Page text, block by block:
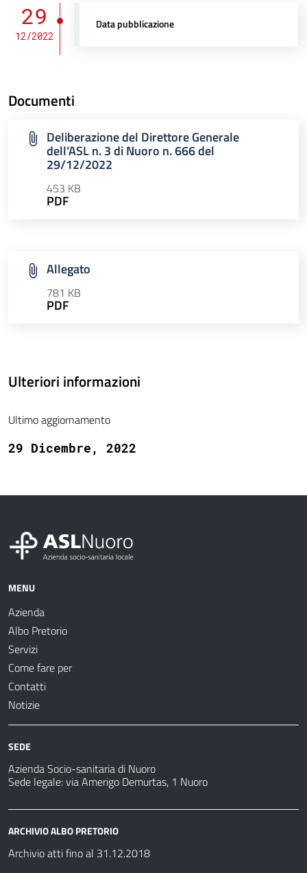
29
12/2022
Data pubblicazione
Documenti
Deliberazione del Direttore Generale
dell’ASL n. 3 di Nuoro n. 666 del
29/12/2022
453 KB
PDF
Allegato
781 KB
PDF
Ulteriori informazioni
Ultimo aggiornamento
29 Dicembre, 2022
MENU
Azienda
Albo Pretorio
Servizi
Come fare per
Contatti
Notizie
SEDE
Azienda Socio-sanitaria di Nuoro
Sede legale: via Amerigo Demurtas, 1 Nuoro
ARCHIVIO ALBO PRETORIO
Archivio atti fino al 31.12.2018